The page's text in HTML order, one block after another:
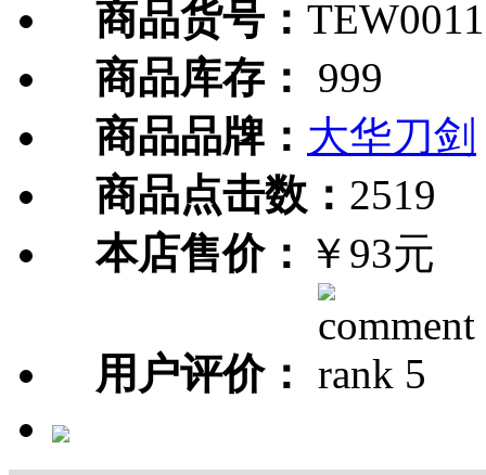
商品货号：
商品库存：
999
商品品牌： 大华刀剑
商品点击数： 2519
本店售价： ￥93元
用户评价：